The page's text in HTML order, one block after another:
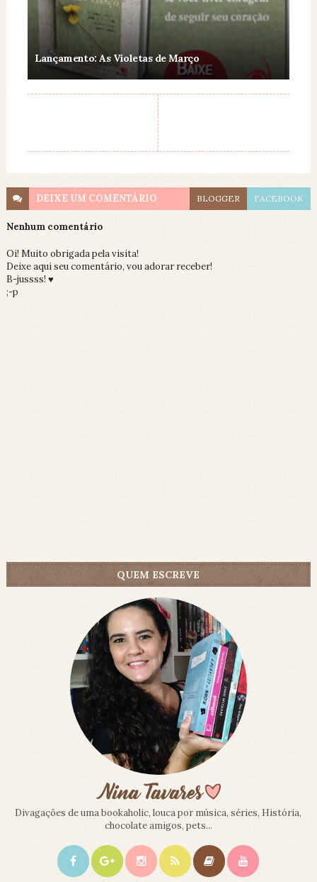
Lançamento: As Violetas de Março
DEIXE UM COMENTÁRIO BLOGGER FACEBOOK
Nenhum comentário
Oi! Muito obrigada pela visita!
Deixe aqui seu comentário, vou adorar receber!
B-jussss! ♥
;-p
QUEM ESCREVE
Divagações de uma bookaholic, louca por música, séries, História,
chocolate amigos, pets...